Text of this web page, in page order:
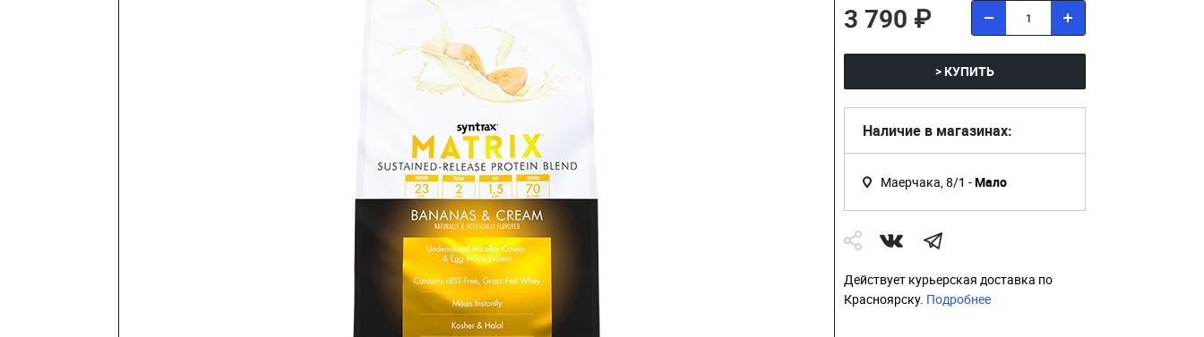
3 790 ₽
> КУПИТЬ
Наличие в магазинах:
Маерчака, 8/1 -Мало
Действует курьерская доставка по
Красноярску. Подробнее